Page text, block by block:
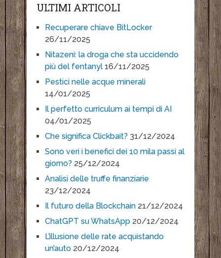
ULTIMI ARTICOLI
Recuperare chiave BitLocker
26/11/2025
Nitazeni: la droga che sta uccidendo
più del fentanyl 16/11/2025
Pestici nelle acque minerali
14/01/2025
Il perfetto curriculum ai tempi di AI
04/01/2025
Che significa Clickbait? 31/12/2024
Sono veri i benefici dei 10 mila passi al
giorno? 25/12/2024
Analisi delle truffe finanziarie
23/12/2024
Il futuro della Blockchain 21/12/2024
ChatGPT su WhatsApp 20/12/2024
L’illusione delle rate acquistando
un’auto 20/12/2024